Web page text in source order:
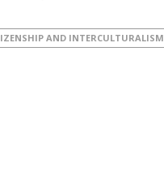
AND INTERCULTURALISM